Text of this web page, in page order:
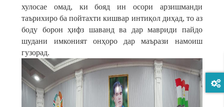
хулосае омад, ки бояд ин осори арзишманди
таърихиро ба пойтахти кишвар интиқол диҳад, то аз
боду борон ҳифз шаванд ва дар мавриди пайдо
шудани имконият онҳоро дар маърази намоиш
гузорад.